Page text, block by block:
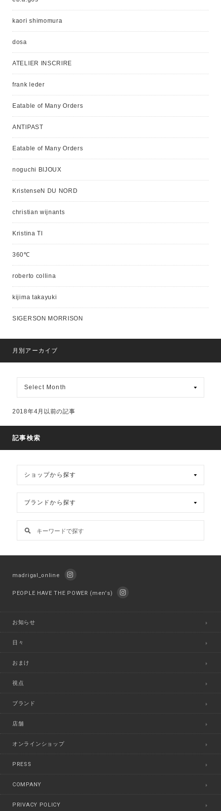
kaori shimomura
dosa
ATELIER INSCRIRE
frank leder
Eatable of Many Orders
ANTIPAST
Eatable of Many Orders
noguchi BIJOUX
KristenseN DU NORD
christian wijnants
Kristina TI
360℃
roberto collina
kijima takayuki
SIGERSON MORRISON
月別アーカイブ
ア
カ
2018年4月以前の記事
記事検索
madrigal_online
PEOPLE HAVE THE POWER (men's)
お知らせ
日々
おまけ
視点
ブランド
店舗
オンラインショップ
PRESS
COMPANY
PRIVACY POLICY